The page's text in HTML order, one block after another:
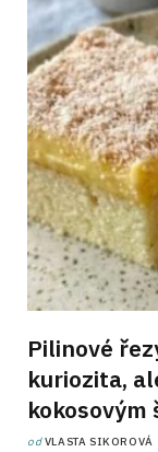
Pilinové
kuriozita,
kokosovým
odVLASTA SIKOROVÁ